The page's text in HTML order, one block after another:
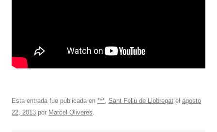
Esta entrada fue publicada en ***, Sant Feliu de Llobregat el agosto
22, 2013 por Marcel Oliveres.